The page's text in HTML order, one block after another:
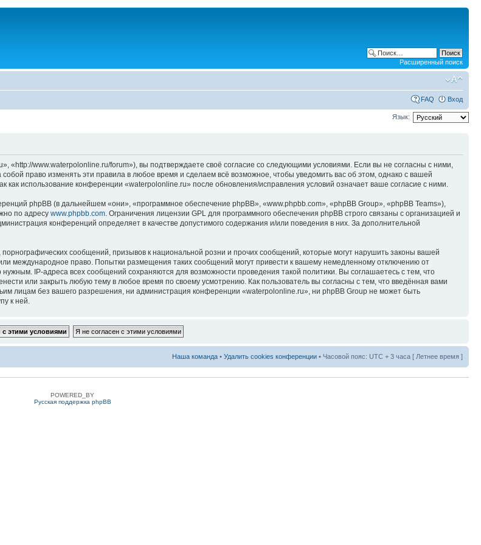
Расширенный поиск
FAQ Вход
Язык:
www.waterpolonline.ru/forum»), вы подтверждаете своё согласие со следующими условиями. Если вы не согласны с ними,
право изменять эти правила в любое время и сделаем всё возможное, чтобы уведомить вас об этом, однако с вашей
использование конференции «waterpolonline.ru» после обновления/исправления условий означает ваше согласие с ними.
phpBB (в дальнейшем «они», «программное обеспечение phpBB», «www.phpbb.com», «phpBB Group», «phpBB Teams»),
по адресу www.phpbb.com . Ограничения лицензии GPL для программного обеспечения phpBB строго связаны с организацией и
конференций определяет в качестве допустимого содержания и/или поведения в них. За дополнительной
сообщений, призывов к национальной розни и прочих сообщений, которые могут нарушить законы вашей
международное право. Попытки размещения таких сообщений могут привести к вашему немедленному отключению от
IP-адреса всех сообщений сохраняются для возможности проведения такой политики. Вы соглашаетесь с тем, что
или закрыть любую тему в любое время по своему усмотрению. Как пользователь вы согласны с тем, что введённая вами
лицам без вашего разрешения, ни администрация конференции «waterpolonline.ru», ни phpBB Group не может быть
к ней.
Наша команда • Удалить cookies конференции • Часовой пояс: UTC + 3 часа [ Летнее время ]
POWERED_BY
Русская поддержка phpBB